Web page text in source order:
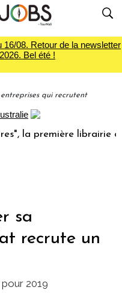
08. Retour de la newsletter
Bel été !
entreprises qui recrutent
librairie du voyage
sa
recrute un
2019